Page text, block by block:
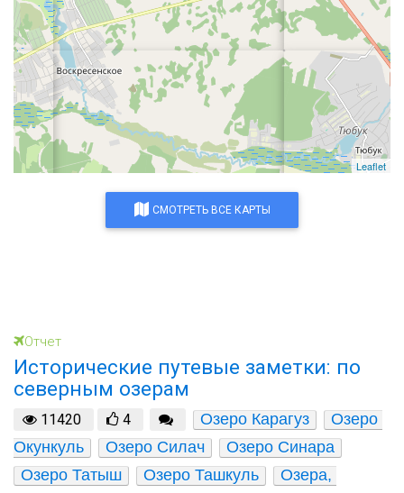
Leaflet
СМОТРЕТЬ ВСЕ КАРТЫ
Отчет
Исторические путевые заметки: по
северным озерам
11420 4 Озеро Карагуз
Озеро
Окункуль
Озеро Силач
Озеро Синара
Озеро Татыш
Озеро Ташкуль
Озера,